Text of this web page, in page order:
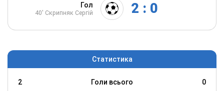
Гол
40' Скрипняк Сергій 2 : 0
Статистика
2 Голи всього 0